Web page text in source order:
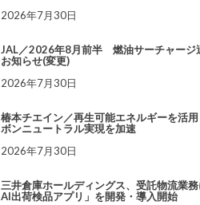
2026年7月30日
JAL／2026年8月前半 燃油サーチャージ
お知らせ(変更)
2026年7月30日
椿本チエイン／再生可能エネルギーを活
ボンニュートラル実現を加速
2026年7月30日
三井倉庫ホールディングス、受託物流業
AI出荷検品アプリ」を開発・導入開始